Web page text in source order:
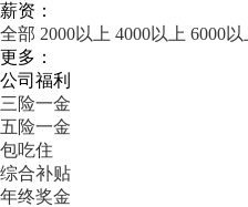
薪资：
全部 2000以上 4000以上 6000以
更多：
公司福利
三险一金
五险一金
包吃住
综合补贴
年终奖金